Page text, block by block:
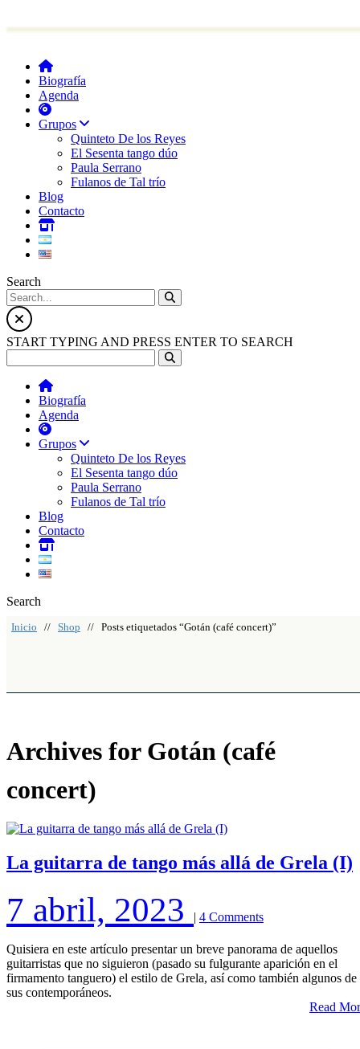
Biografía
Agenda
Grupos
Quinteto De los Reyes
El Sesenta tango dúo
Paula Serrano
Fulanos de Tal trío
Blog
Contacto
Search
START TYPING AND PRESS ENTER TO SEARCH
Biografía
Agenda
Grupos
Quinteto De los Reyes
El Sesenta tango dúo
Paula Serrano
Fulanos de Tal trío
Blog
Contacto
Search
Inicio // Shop // Posts etiquetados “Gotán (café concert)”
Archives for Gotán (café
concert)
La guitarra de tango más allá de Grela (I)
7 abril, 2023 | 4 Comments
Quisiera en este artículo presentar un breve panorama de aquellos
guitarristas que no siguieron (pasado su fulgurante aparición en el
firmamento tanguero) el estilo de Grela, así como también algunos de
sus contemporáneos.
Read